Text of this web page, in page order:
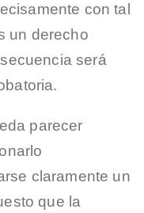
con tal
un derecho
será
parecer
claramente un
que la